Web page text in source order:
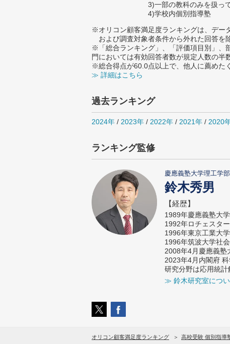
3)一部の教科のみを扱っ
4)学校内個別指導塾
※オリコン顧客満足度ランキングは、デー
および調査対象者条件から外れた回答を
※「総合ランキング」、「評価項目別」、
門においては有効回答者数が規定人数の半
※総合得点が60.0点以上で、他人に薦めた
≫ 詳細はこちら
過去ランキング
2024年 / 2023年 / 2022年 / 2021年 / 2020
ランキング監修
慶應義塾大学理工学
鈴木秀男
【経歴】
1989年慶應義塾大
1992年ロチェスタ
1996年東京工業大
1996年筑波大学社
2008年4月慶應義塾
2023年4月内閣府
研究分野は応用統計
≫ 鈴木研究室につ
オリコン顧客満足度ランキング 高校受験 個別指導